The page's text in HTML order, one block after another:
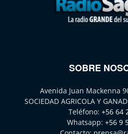
SOBRE
Avenida Juan Mackenna
SOCIEDAD AGRICOLA Y
Teléfono: +56 64
Whatsapp: +56 9